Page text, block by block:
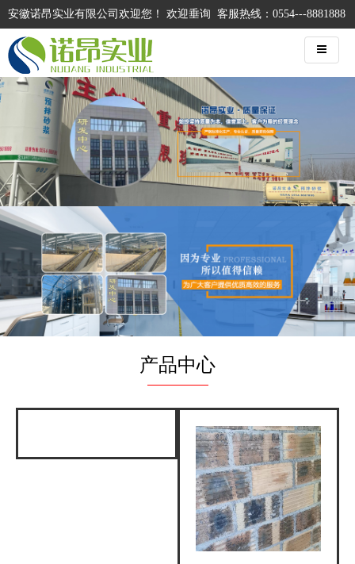
安徽诺昂实业有限公司欢迎您！ 欢迎垂询 客服热线：0554---8881888
产品中心